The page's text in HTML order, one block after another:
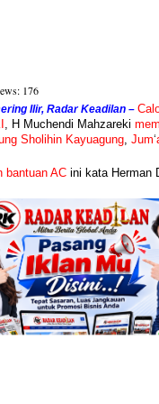
176
Ilir, Radar Keadilan –
, H Muchendi Mahzareki
Sholihin Kayuagung, Jum‘
bantuan ACini kata Herman